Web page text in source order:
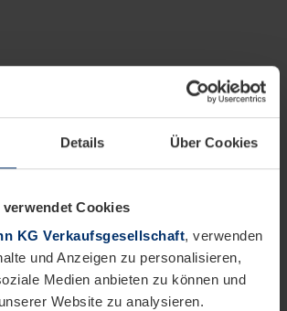
Details Über Cookies
verwendet Cookies
KG Verkaufsgesellschaft, verwenden
und Anzeigen zu personalisieren,
Medien anbieten zu können und
Website zu analysieren.